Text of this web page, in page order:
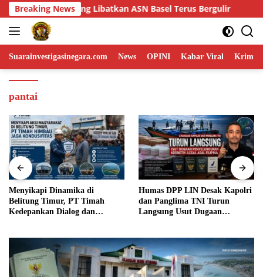
Skip
to
content
Breaking News
Terus Bergulir Menyikapi Dinamika di Belitung
Suarainvestigasinegara.com News OPINI Kabar Viral
pantai
Menyikapi Dinamika di
Belitung Timur, PT Timah
Kedepankan Dialog dan
Humas DPP LIN Desak Kapolri
dan Panglima TNI Turun
Langsung Usut Dugaan